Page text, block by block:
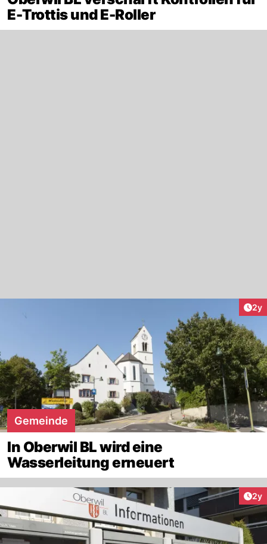
E-Trottis und E-Roller
2y
Gemeinde
In Oberwil BL wird eine
Wasserleitung erneuert
2y